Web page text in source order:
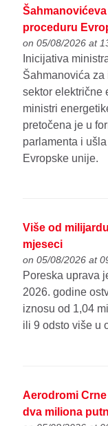
proceduru
on 05/08/2026 at
Inicijativa
Šahmanovića
sektor električne
ministri
pretočena je u
parlamenta i
Evropske unije.
Više od
mjeseci
on 05/08/2026 at
Poreska uprava
2026. godine
iznosu od 1,04
ili 9 odsto više u
Aerodromi
dva miliona